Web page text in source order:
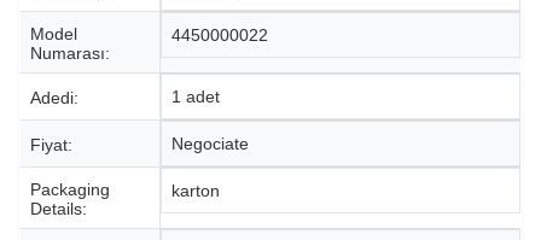
Model
Numarası:
4450000022
Adedi: 1 adet
Fiyat: Negociate
Packaging
Details:
karton